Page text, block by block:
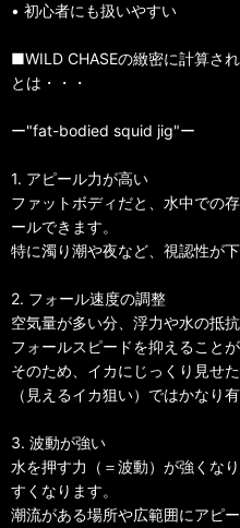
• 初心者にも扱いやすい
■WILD CHASEの緻密に計算さ
とは・・・
ー"fat-bodied squid jig"ー
1. アピール力が高い
ファットボディだと、水中での
ールできます。
特に濁り潮や夜など、視認性が
2. フォール速度の調整
空気量が多い分、浮力や水の抵
フォールスピードを抑えることが
そのため、イカにじっくり見せ
（見えるイカ狙い）ではかなり有
3. 波動が強い
水を押す力（＝波動）が強くな
すくなります。
潮流がある場所や広範囲にアピ